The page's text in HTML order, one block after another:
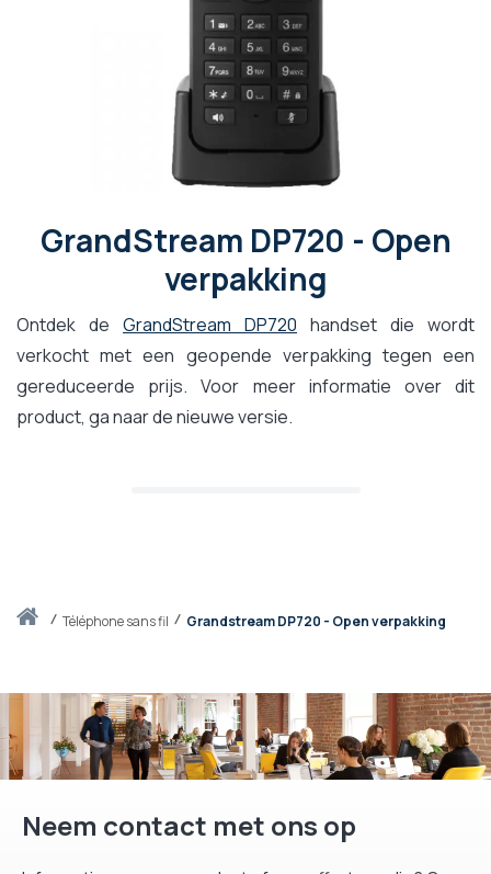
Thuistéléphone sans fil Grandstream DP720 - Open verpakking
GrandStream DP720 - Open
verpakking
Ontdek de GrandStream DP720 handset die wordt
verkocht met een geopende verpakking tegen een
gereduceerde prijs. Voor meer informatie over dit
product, ga naar de nieuwe versie.
Neem contact met ons op